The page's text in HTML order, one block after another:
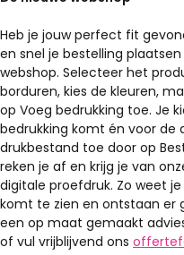
Heb je jouw perfect fit
en snel je bestelling
webshop. Selecteer het
borduren, kies de kleuren,
op Voeg bedrukking toe. Je
bedrukking komt én voor de
drukbestand toe door op
reken je af en krijg je van
digitale proefdruk. Zo weet
komt te zien en ontstaan er
een op maat gemaakt
of vul vrijblijvend ons